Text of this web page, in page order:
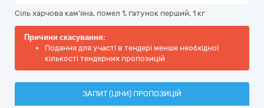
Сіль харчова кам'яна, помел 1, ґатунок перший, 1 кг
Причини скасування:
Подання для участі в тендері менше необхідної
кількості тендерних пропозицій
ЗАПИТ (ЦІНИ) ПРОПОЗИЦІЙ